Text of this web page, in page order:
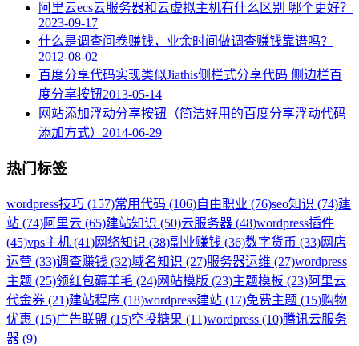
阿里云ecs云服务器和云虚拟主机有什么区别 哪个更好？
2023-09-17
什么是调查问卷赚钱，业余时间做调查赚钱靠谱吗？
2012-08-02
百度分享代码实现类似Jiathis侧栏式分享代码 侧边栏百
度分享按钮2013-05-14
网站添加浮动分享按钮（简洁好用的百度分享浮动代码
添加方式） 2014-06-29
热门标签
wordpress技巧 (157)常用代码 (106)自由职业 (76)seo知识 (74)建
站 (74)阿里云 (65)建站知识 (50)云服务器 (48)wordpress插件
(45)vps主机 (41)网络知识 (38)副业赚钱 (36)数字货币 (33)网店
运营 (33)调查赚钱 (32)域名知识 (27)服务器运维 (27)wordpress
主题 (25)领红包薅羊毛 (24)网站模版 (23)主题模板 (23)阿里云
代金券 (21)建站程序 (18)wordpress建站 (17)免费主题 (15)购物
优惠 (15)广告联盟 (15)空投糖果 (11)wordpress (10)腾讯云服务
器 (9)